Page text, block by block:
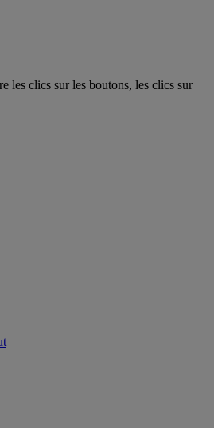
les clics sur les boutons, les clics sur